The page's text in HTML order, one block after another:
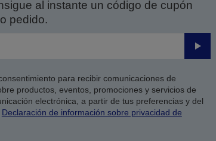
al instante un código de cupón
pedido.
Enviar
para recibir comunicaciones de
productos, eventos, promociones y servicios de
electrónica, a partir de tus preferencias y del
Declaración de información sobre privacidad de